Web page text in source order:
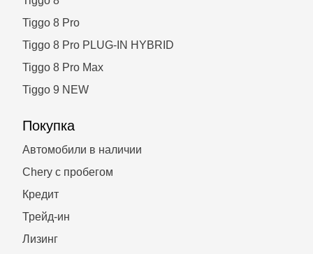
Tiggo 8 Pro
Tiggo 8 Pro PLUG-IN HYBRID
Tiggo 8 Pro Max
Tiggo 9 NEW
Покупка
Автомобили в наличии
Chery с пробегом
Кредит
Трейд-ин
Лизинг